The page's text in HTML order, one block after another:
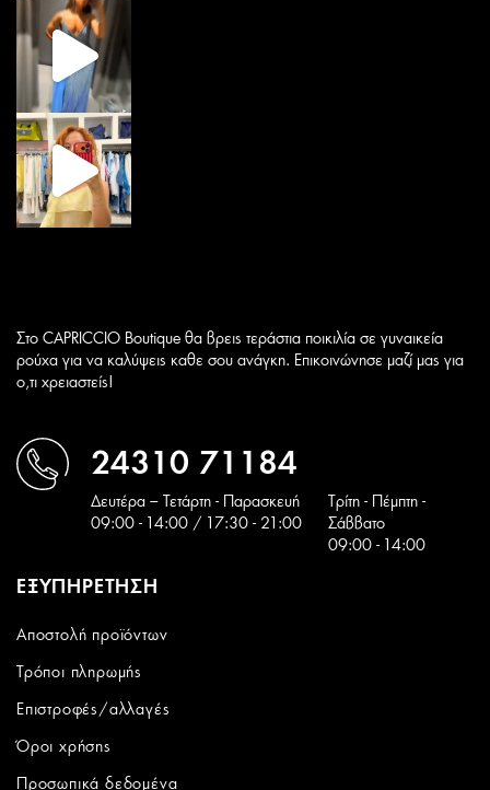
Στο CAPRICCIO Boutique θα βρεις τεράστια ποικιλία σε γυναικεία
ρούχα για να καλύψεις καθε σου ανάγκη. Επικοινώνησε μαζί μας για
ο,τι χρειαστείς!
24310 71184
Δευτέρα – Τετάρτη - Παρασκευή
09:00 - 14:00 / 17:30 - 21:00
Tρίτη - Πέμπτη -
Σάββατο
09:00 - 14:00
ΕΞΥΠΗΡΕΤΗΣΗ
Αποστολή προϊόντων
Τρόποι πληρωμής
Επιστροφές/αλλαγές
Όροι χρήσης
Προσωπικά δεδομένα